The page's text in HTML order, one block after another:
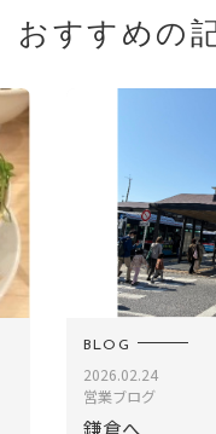
おすすめの
BLOG